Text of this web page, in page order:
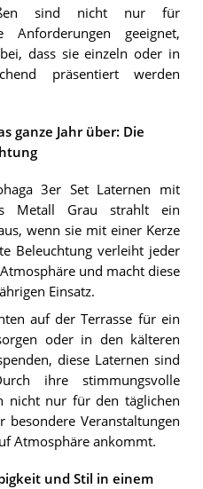
sind nicht nur für
Anforderungen geeignet,
dass sie einzeln oder in
präsentiert werden
ganze Jahr über: Die
3er Set Laternen mit
Metall Grau strahlt ein
wenn sie mit einer Kerze
Beleuchtung verleiht jeder
und macht diese
Einsatz.
auf der Terrasse für ein
oder in den kälteren
diese Laternen sind
ihre stimmungsvolle
nicht nur für den täglichen
besondere Veranstaltungen
Atmosphäre ankommt.
und Stil in einem